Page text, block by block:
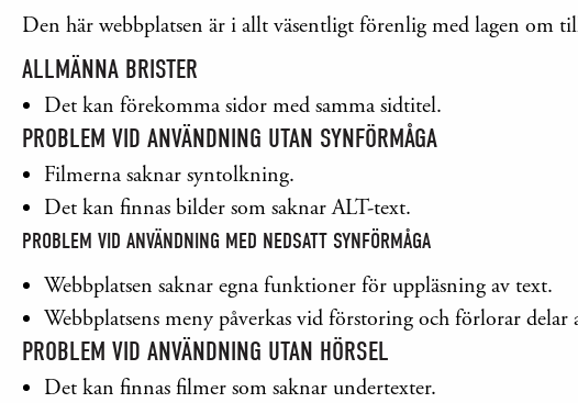
Den här webbplatsen är i allt väsentligt förenlig med lagen om
ALLMÄNNA BRISTER
Det kan förekomma sidor med samma sidtitel.
PROBLEM VID ANVÄNDNING UTAN SYNFÖRMÅGA
Filmerna saknar syntolkning.
Det kan finnas bilder som saknar ALT-text.
PROBLEM VID ANVÄNDNING MED NEDSATT SYNFÖRMÅGA
Webbplatsen saknar egna funktioner för uppläsning av text.
Webbplatsens meny påverkas vid förstoring och förlorar
PROBLEM VID ANVÄNDNING UTAN HÖRSEL
Det kan finnas filmer som saknar undertexter.